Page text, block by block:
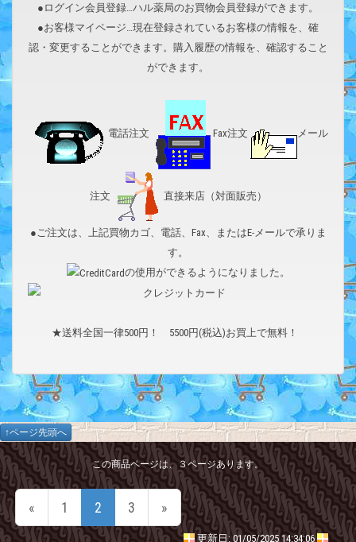
●ログイン会員登録…ハル薬局のお買物会員登録ができます。
●お客様マイページ…現在登録されているお客様の情報を、確
認・変更することができます。購入履歴の情報を、確認すること
ができます。
電話注文 Fax注文 メール
注文 直接来店（対面販売）
●ご注文は、上記買物カゴ、電話、Fax、またはE-メールで承りま
す。
の使用ができるようになりました。
★送料全国一律500円！ 5500円(税込)お買上で無料！
↑ページ先頭へ
この商品ページは、３ページあります。
« 1 2 3 »
更新日: 01/05/2025 14:34:06